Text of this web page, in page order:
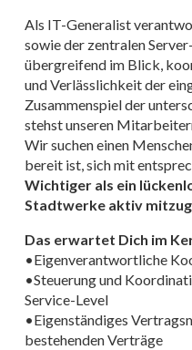
Als IT-Generalist
sowie der zentralen
übergreifend im Blick,
und Verlässlichkeit der
Zusammenspiel der
stehst unseren
Wir suchen einen
bereit ist, sich mit
Wichtiger als ein
Stadtwerke aktiv
Das erwartet Dich im
•Eigenverantwortliche
•Steuerung und
Service-Level
•Eigenständiges
bestehenden Verträge